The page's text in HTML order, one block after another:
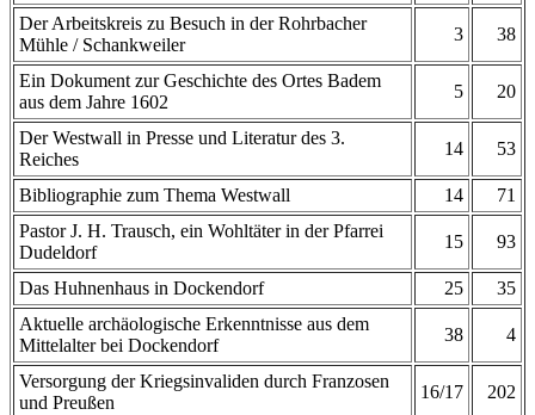
Der Arbeitskreis zu Besuch in der Rohrbacher
Mühle / Schankweiler
3 38
Ein Dokument zur Geschichte des Ortes Badem
aus dem Jahre 1602
5 20
Der Westwall in Presse und Literatur des 3.
Reiches
14 53
Bibliographie zum Thema Westwall 14
71
Pastor J. H. Trausch, ein Wohltäter in der Pfarrei
Dudeldorf
15 93
Das Huhnenhaus in Dockendorf 25
35
Aktuelle archäologische Erkenntnisse aus dem
Mittelalter bei Dockendorf
38 4
Versorgung der Kriegsinvaliden durch Franzosen
und Preußen
16/17 202